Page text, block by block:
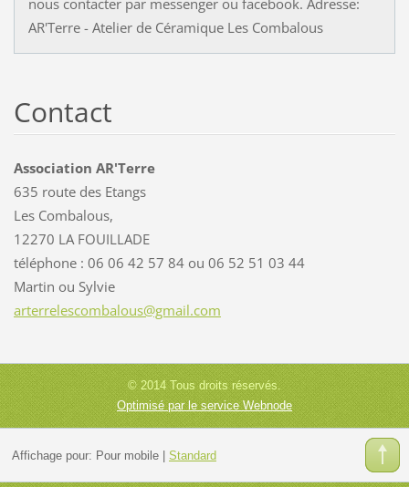
AR'Terre - Atelier de Céramique Les Combalous
Contact
Association AR'Terre
635 route des Etangs
Les Combalous,
12270 LA FOUILLADE
téléphone : 06 06 42 57 84 ou 06 52 51 03 44
Martin ou Sylvie
arterrelescombalous@gmail.com
© 2014 Tous droits réservés.
Optimisé par le service Webnode
Affichage pour: Pour mobile| Standard